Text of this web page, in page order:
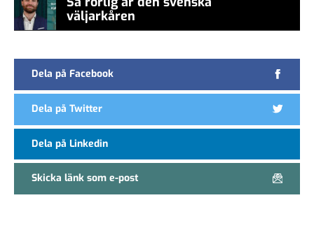
väljarkåren
Dela på Facebook
Dela på Twitter
Dela på Linkedin
Skicka länk som e-post